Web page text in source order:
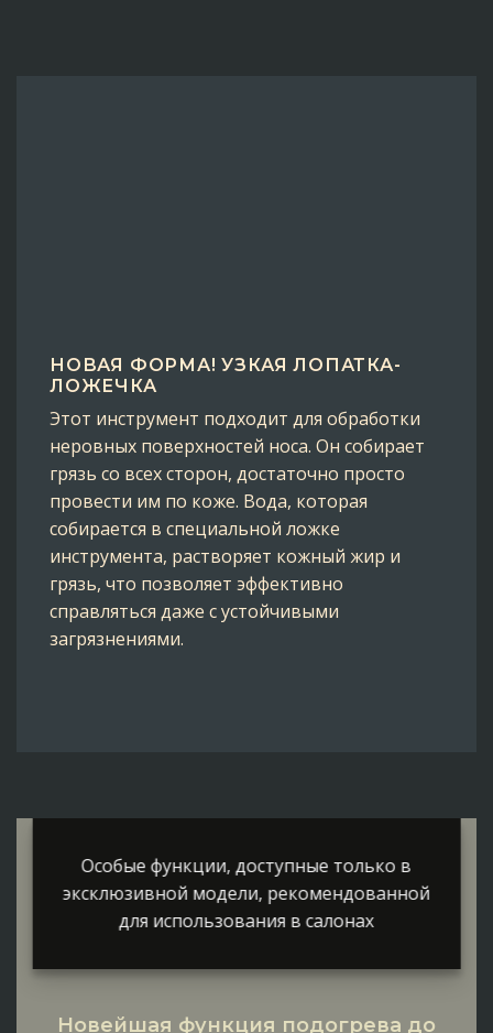
НОВАЯ ФОРМА! УЗКАЯ ЛОПАТКА-
ЛОЖЕЧКА
Этот инструмент подходит для обработки
неровных поверхностей носа. Он собирает
грязь со всех сторон, достаточно просто
провести им по коже. Вода, которая
собирается в специальной ложке
инструмента, растворяет кожный жир и
грязь, что позволяет эффективно
справляться даже с устойчивыми
загрязнениями.
Особые функции, доступные только в
эксклюзивной модели, рекомендованной
для использования в салонах
Новейшая функция подогрева до